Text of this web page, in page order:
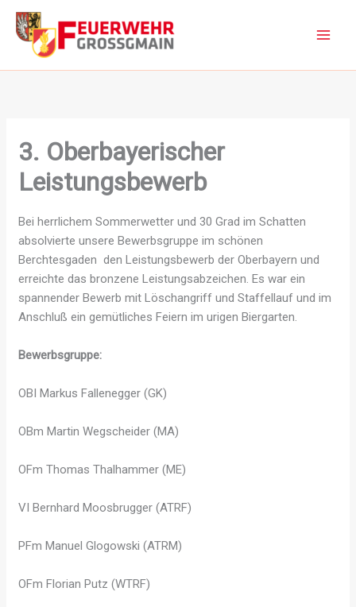
Zum
Inhalt
springen
3. Oberbayerischer
Leistungsbewerb
Bei herrlichem Sommerwetter und 30 Grad im Schatten
absolvierte unsere Bewerbsgruppe im schönen
Berchtesgaden den Leistungsbewerb der Oberbayern und
erreichte das bronzene Leistungsabzeichen. Es war ein
spannender Bewerb mit Löschangriff und Staffellauf und im
Anschluß ein gemütliches Feiern im urigen Biergarten.
Bewerbsgruppe:
OBI Markus Fallenegger (GK)
OBm Martin Wegscheider (MA)
OFm Thomas Thalhammer (ME)
VI Bernhard Moosbrugger (ATRF)
PFm Manuel Glogowski (ATRM)
OFm Florian Putz (WTRF)